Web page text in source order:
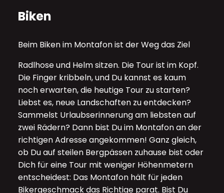
Biken
Beim Biken im Montafon ist der Weg das Ziel
Radlhose und Helm sitzen. Die Tour ist im Kopf.
Die Finger kribbeln, und Du kannst es kaum
noch erwarten, die heutige Tour zu starten?
Liebst es, neue Landschaften zu entdecken?
Sammelst Urlaubserinnerung am liebsten auf
zwei Rädern? Dann bist Du im Montafon an der
richtigen Adresse angekommen! Ganz gleich,
ob Du auf steilen Bergpässen zuhause bist oder
Dich für eine Tour mit weniger Höhenmetern
entscheidest: Das Montafon hält für jeden
Bikergeschmack das Richtige parat. Bist Du